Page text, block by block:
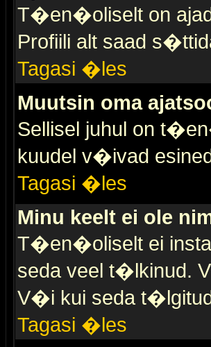
T�en�oliselt on
Profiili alt saad
Tagasi �les
Muutsin oma
Sellisel juhul on
kuudel v�ivad
Tagasi �les
Minu keelt ei ole
T�en�oliselt ei
seda veel t�lkinud.
V�i kui seda
Tagasi �les